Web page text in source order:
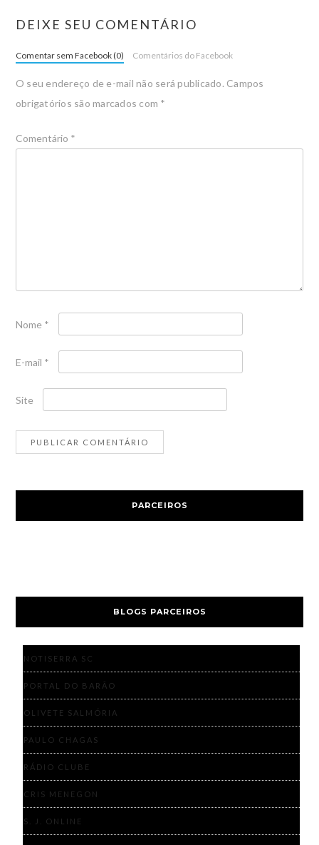
DEIXE SEU COMENTÁRIO
Comentar sem Facebook (0) Comentários do Facebook
O seu endereço de e-mail não será publicado. Campos
obrigatórios são marcados com *
Comentário *
Nome *
E-mail *
Site
PARCEIROS
BLOGS PARCEIROS
NOTISERRA SC
PORTAL DO BARÃO
OLIVETE SALMÓRIA
PAULO CHAGAS
RÁDIO CLUBE
CRIS MENEGON
S. J. ONLINE